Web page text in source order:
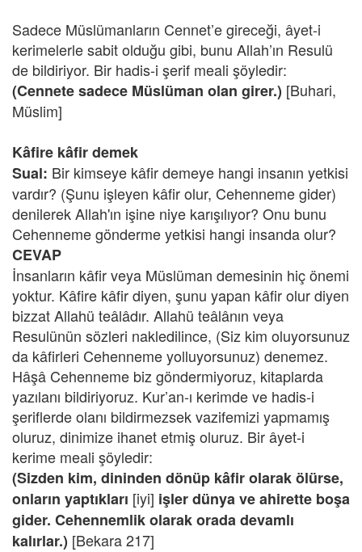
Sadece Müslümanların Cennet’e gireceği, âyet-i
kerimelerle sabit olduğu gibi, bunu Allah’ın Resulü
de bildiriyor. Bir hadis-i şerif meali şöyledir:
(Cennete sadece Müslüman olan girer.) [Buhari,
Müslim]
Kâfire kâfir demek
Sual: Bir kimseye kâfir demeye hangi insanın yetkisi
vardır? (Şunu işleyen kâfir olur, Cehenneme gider)
denilerek Allah'ın işine niye karışılıyor? Onu bunu
Cehenneme gönderme yetkisi hangi insanda olur?
CEVAP
İnsanların kâfir veya Müslüman demesinin hiç önemi
yoktur. Kâfire kâfir diyen, şunu yapan kâfir olur diyen
bizzat Allahü teâlâdır. Allahü teâlânın veya
Resulünün sözleri nakledilince, (Siz kim oluyorsunuz
da kâfirleri Cehenneme yolluyorsunuz) denemez.
Hâşâ Cehenneme biz göndermiyoruz, kitaplarda
yazılanı bildiriyoruz. Kur’an-ı kerimde ve hadis-i
şeriflerde olanı bildirmezsek vazifemizi yapmamış
oluruz, dinimize ihanet etmiş oluruz. Bir âyet-i
kerime meali şöyledir:
(Sizden kim, dininden dönüp kâfir olarak ölürse,
onların yaptıkları [iyi] işler dünya ve ahirette boşa
gider. Cehennemlik olarak orada devamlı
kalırlar.) [Bekara 217]